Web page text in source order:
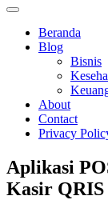
Beranda
Blog
Bisnis
About
Contact
Privacy
Aplikasi
Kasir QRIS